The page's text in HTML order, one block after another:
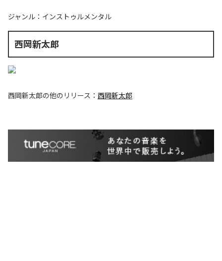
ジャンル： インストゥルメンタル
西岡新太郎
西岡新太郎の他のリリース： 西岡新太郎